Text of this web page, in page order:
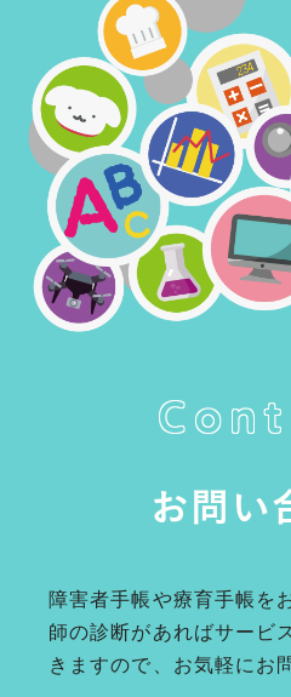
お問い
障害者手帳や療育手帳を
師の診断があればサービ
きますので、お気軽にお